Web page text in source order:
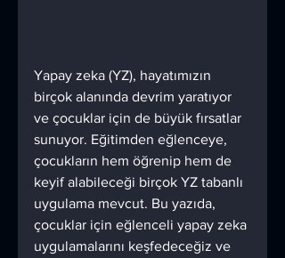
Yapay zeka (YZ), hayatımızın
birçok alanında devrim yaratıyor
ve çocuklar için de büyük fırsatlar
sunuyor. Eğitimden eğlenceye,
çocukların hem öğrenip hem de
keyif alabileceği birçok YZ tabanlı
uygulama mevcut. Bu yazıda,
çocuklar için eğlenceli yapay zeka
uygulamalarını keşfedeceğiz ve